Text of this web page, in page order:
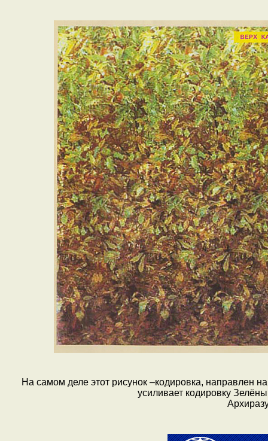
На самом деле этот рисунок –кодировка, направлен
усиливает кодировку